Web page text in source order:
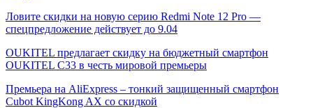
Ловите скидки на новую серию Redmi Note 12 Pro —
спецпредложение действует до 9.04
OUKITEL предлагает скидку на бюджетный смартфон
OUKITEL C33 в честь мировой премьеры
Премьера на AliExpress – тонкий защищенный смартфон
Cubot KingKong AX со скидкой